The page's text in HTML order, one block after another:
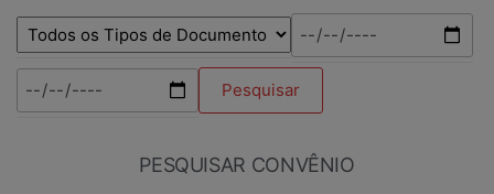
PESQUISAR CONVÊNIO